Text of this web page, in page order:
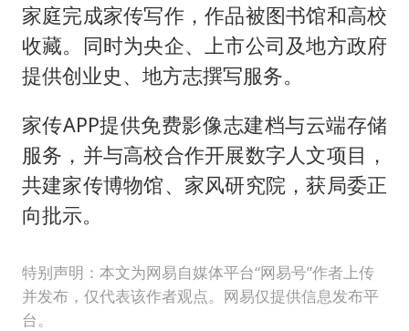
家庭完成家传写作，作品被图书馆和高校
收藏。同时为央企、上市公司及地方政府
提供创业史、地方志撰写服务。
家传APP提供免费影像志建档与云端存储
服务，并与高校合作开展数字人文项目，
共建家传博物馆、家风研究院，获局委正
向批示。
特别声明：本文为网易自媒体平台“网易号”作者上传
并发布，仅代表该作者观点。网易仅提供信息发布平
台。